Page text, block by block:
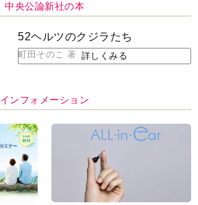
中央公論新社の本
52ヘルツのクジラたち
町田そのこ 著 詳しくみる
インフォメーション